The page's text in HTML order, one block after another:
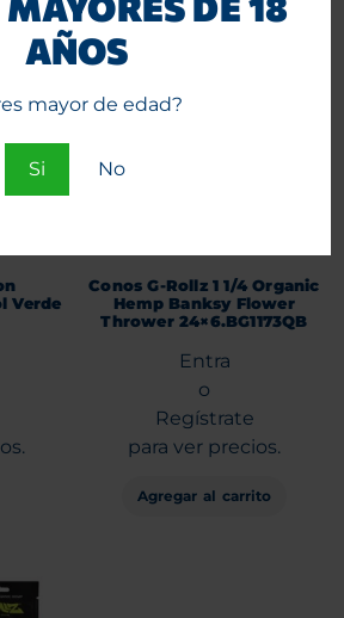
AÑOS
mayor de edad?
Si No
Verde
Conos G-Rollz 1 1/4 Organic
Hemp Banksy Flower
Thrower 24×6.BG1173QB
Entra
o
Regístrate
para ver precios.
Agregar al carrito